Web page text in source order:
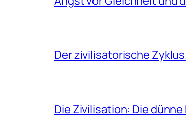
Der zivilisatorische
Die Zivilisation: Die